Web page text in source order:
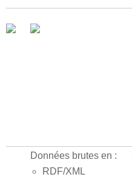
Données brutes en :
RDF/XML